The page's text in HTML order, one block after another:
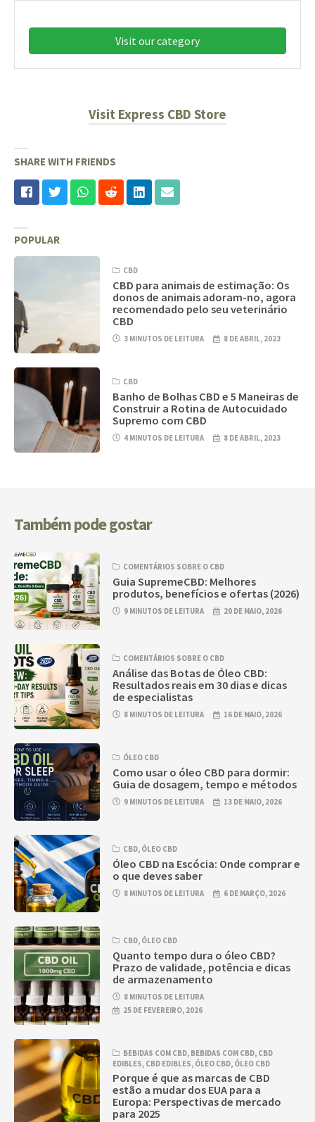
Visit our category
Visit Express CBD Store
SHARE WITH FRIENDS
POPULAR
CBD
CBD para animais de estimação: Os
donos de animais adoram-no, agora
recomendado pelo seu veterinário
CBD
3 MINUTOS DE LEITURA 8 DE ABRIL, 2023
CBD
Banho de Bolhas CBD e 5 Maneiras de
Construir a Rotina de Autocuidado
Supremo com CBD
4 MINUTOS DE LEITURA 8 DE ABRIL, 2023
Também pode gostar
COMENTÁRIOS SOBRE O CBD
Guia SupremeCBD: Melhores
produtos, benefícios e ofertas (2026)
9 MINUTOS DE LEITURA 20 DE MAIO, 2026
COMENTÁRIOS SOBRE O CBD
Análise das Botas de Óleo CBD:
Resultados reais em 30 dias e dicas
de especialistas
8 MINUTOS DE LEITURA 16 DE MAIO, 2026
ÓLEO CBD
Como usar o óleo CBD para dormir:
Guia de dosagem, tempo e métodos
9 MINUTOS DE LEITURA 13 DE MAIO, 2026
CBD, ÓLEO CBD
Óleo CBD na Escócia: Onde comprar e
o que deves saber
8 MINUTOS DE LEITURA 6 DE MARÇO, 2026
CBD, ÓLEO CBD
Quanto tempo dura o óleo CBD?
Prazo de validade, potência e dicas
de armazenamento
8 MINUTOS DE LEITURA
25 DE FEVEREIRO, 2026
BEBIDAS COM CBD, BEBIDAS COM CBD, CBD
EDIBLES, CBD EDIBLES, ÓLEO CBD, ÓLEO CBD
Porque é que as marcas de CBD
estão a mudar dos EUA para a
Europa: Perspectivas de mercado
para 2025